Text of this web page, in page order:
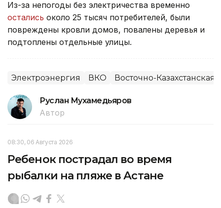
Из-за непогоды без электричества временно
остались около 25 тысяч потребителей, были
повреждены кровли домов, повалены деревья и
подтоплены отдельные улицы.
Электроэнергия ВКО Восточно-Казахстанская
Руслан Мухамедьяров
Автор
08:30, 06 Августа 2026
Ребенок пострадал во время
рыбалки на пляже в Астане